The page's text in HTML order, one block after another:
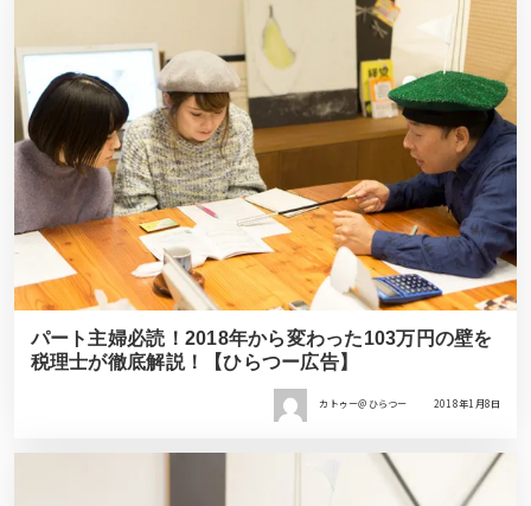
パート主婦必読！2018年から変わった103万円の壁を
税理士が徹底解説！【ひらつー広告】
カトゥー＠ひらつー 2018年1月8日